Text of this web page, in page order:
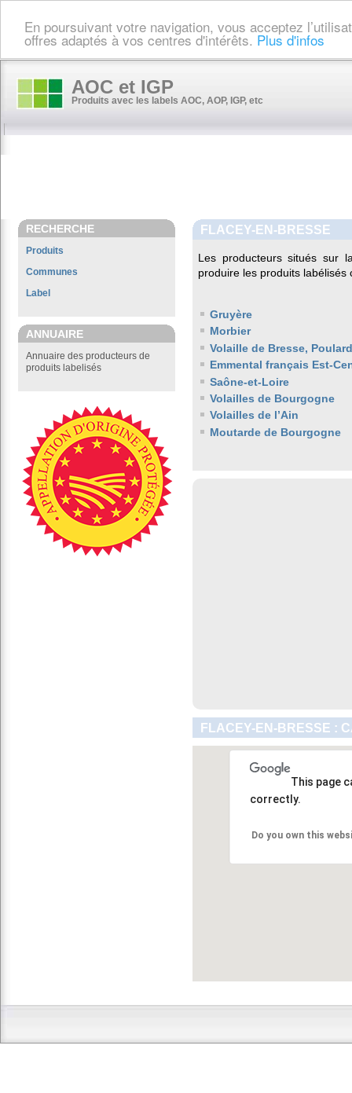
En poursuivant votre navigation, vous acceptez
offres adaptés à vos centres d'intérêts. Plus d'infos
AOC et IGP
Produits avec les labels AOC, AOP, IGP, etc
RECHERCHE
Produits
Communes
Label
ANNUAIRE
Annuaire des producteurs de
produits labelisés
FLACEY-EN-BRESSE
Les producteurs situés sur
produire les produits labélisés
Gruyère
Morbier
Volaille de Bresse,
Emmental français Est-
Saône-et-Loire
Volailles de Bourgogne
Volailles de l’Ain
Moutarde de Bourgogne
FLACEY-EN-BRESSE :
This page
correctly.
Do you own this